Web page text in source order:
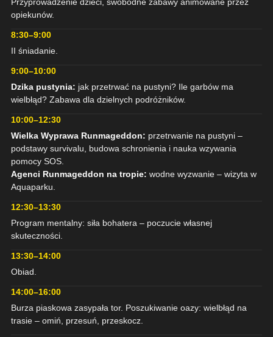
opiekunów.
8:30–9:00
II śniadanie.
9:00–10:00
Dzika pustynia: jak przetrwać na pustyni? Ile garbów ma
wielbłąd? Zabawa dla dzielnych podróżników.
10:00–12:30
Wielka Wyprawa Runmageddon: przetrwanie na pustyni –
podstawy survivalu, budowa schronienia i nauka wzywania
pomocy SOS.
Agenci Runmageddon na tropie: wodne wyzwanie – wizyta w
Aquaparku.
12:30–13:30
Program mentalny: siła bohatera – poczucie własnej
skuteczności.
13:30–14:00
Obiad.
14:00–16:00
Burza piaskowa zasypała tor. Poszukiwanie oazy: wielbłąd na
trasie – omiń, przesuń, przeskocz.